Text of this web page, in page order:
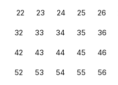
22 23 24 25 26
32 33 34 35 36
42 43 44 45 46
52 53 54 55 56